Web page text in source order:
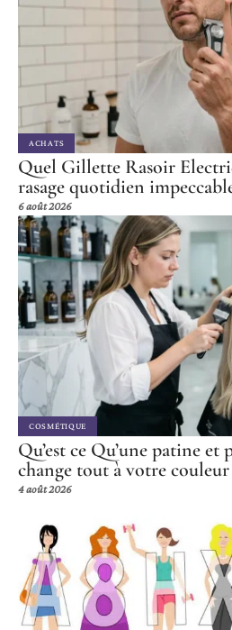
ACHATS
Quel Gillette Rasoir
rasage quotidien
6 août 2026
COSMÉTIQUE
Qu’est ce Qu’une patine
change tout à votre couleur
4 août 2026